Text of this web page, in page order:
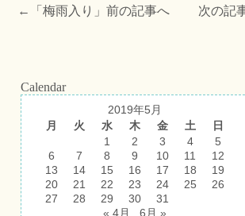
←「 梅雨入り 」前の記事へ 次の記事
Calendar
2019年5月
月
火 水 木 金 土
日
1
2 3 4
5
6
7 8 9 10 11
12
13
14 15 16 17 18
19
20
21 22 23 24 25
26
27
28 29 30
31
« 4月
6月 »